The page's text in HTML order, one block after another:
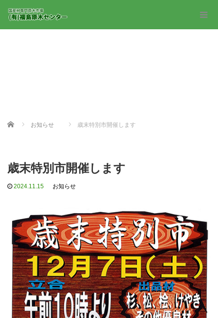
Home お知らせ 歳末特別市開催します
歳末特別市開催します
2024.11.15 お知らせ